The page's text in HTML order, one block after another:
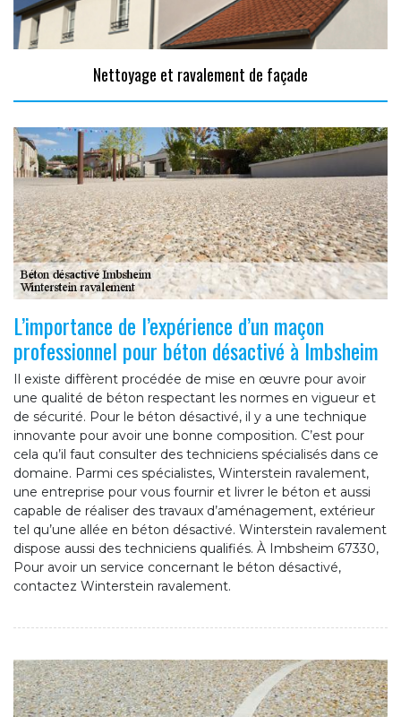
Nettoyage et ravalement de façade
L’importance de l’expérience d’un maçon
professionnel pour béton désactivé à Imbsheim
Il existe diffèrent procédée de mise en œuvre pour avoir
une qualité de béton respectant les normes en vigueur et
de sécurité. Pour le béton désactivé, il y a une technique
innovante pour avoir une bonne composition. C’est pour
cela qu’il faut consulter des techniciens spécialisés dans ce
domaine. Parmi ces spécialistes, Winterstein ravalement,
une entreprise pour vous fournir et livrer le béton et aussi
capable de réaliser des travaux d’aménagement, extérieur
tel qu’une allée en béton désactivé. Winterstein ravalement
dispose aussi des techniciens qualifiés. À Imbsheim 67330,
Pour avoir un service concernant le béton désactivé,
contactez Winterstein ravalement.